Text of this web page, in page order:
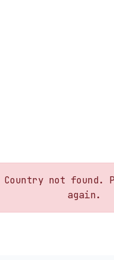
Country not found.
again.